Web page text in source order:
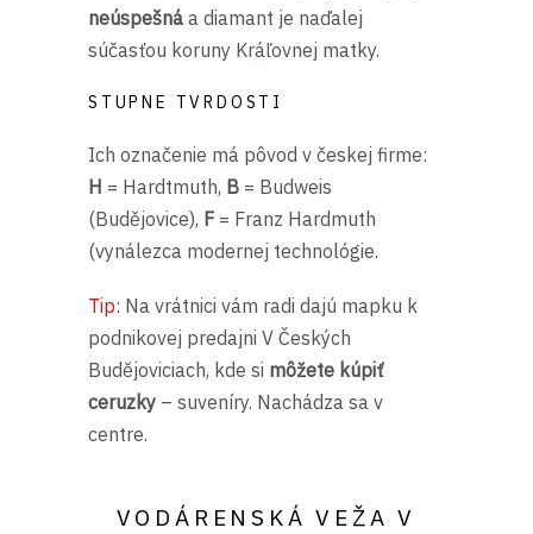
neúspešná a diamant je naďalej
súčasťou koruny Kráľovnej matky.
STUPNE TVRDOSTI
Ich označenie má pôvod v českej firme:
H = Hardtmuth, B = Budweis
(Budějovice), F = Franz Hardmuth
(vynálezca modernej technológie.
Tip: Na vrátnici vám radi dajú mapku k
podnikovej predajni V Českých
Budějoviciach, kde si môžete kúpiť
ceruzky – suveníry. Nachádza sa v
centre.
VODÁRENSKÁ VEŽA V